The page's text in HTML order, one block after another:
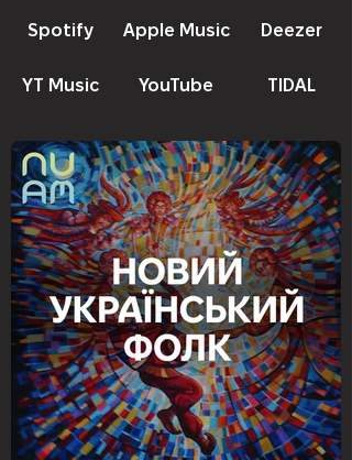
Spotify Apple Music Deezer
YT Music YouTube TIDAL